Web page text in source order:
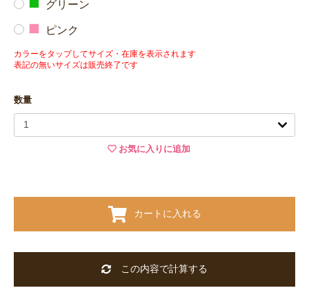
グリーン
ピンク
カラーをタップしてサイズ・在庫を表示されます
表記の無いサイズは販売終了です
数量
お気に入りに追加
カートに入れる
この内容で計算する